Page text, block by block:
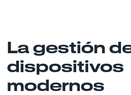
La gestión
dispositivos
modernos